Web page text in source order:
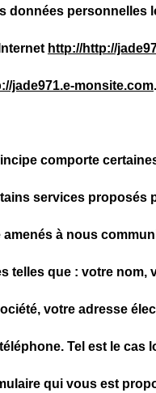
données personnelles
http://http://
jade971.e-monsite.com.
comporte
services proposés
à nous
telles que : votre nom,
votre adresse
Tel est le cas
qui vous est